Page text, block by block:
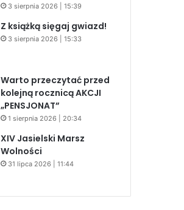
3 sierpnia 2026 | 15:39
Z książką sięgaj gwiazd!
3 sierpnia 2026 | 15:33
Warto przeczytać przed
kolejną rocznicą AKCJI
„PENSJONAT”
1 sierpnia 2026 | 20:34
XIV Jasielski Marsz
Wolności
31 lipca 2026 | 11:44